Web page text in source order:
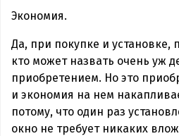
Экономия.
Да, при покупке и установке,
кто может назвать очень уж
приобретением. Но это
и экономия на нем
потому, что один раз
окно не требует никаких